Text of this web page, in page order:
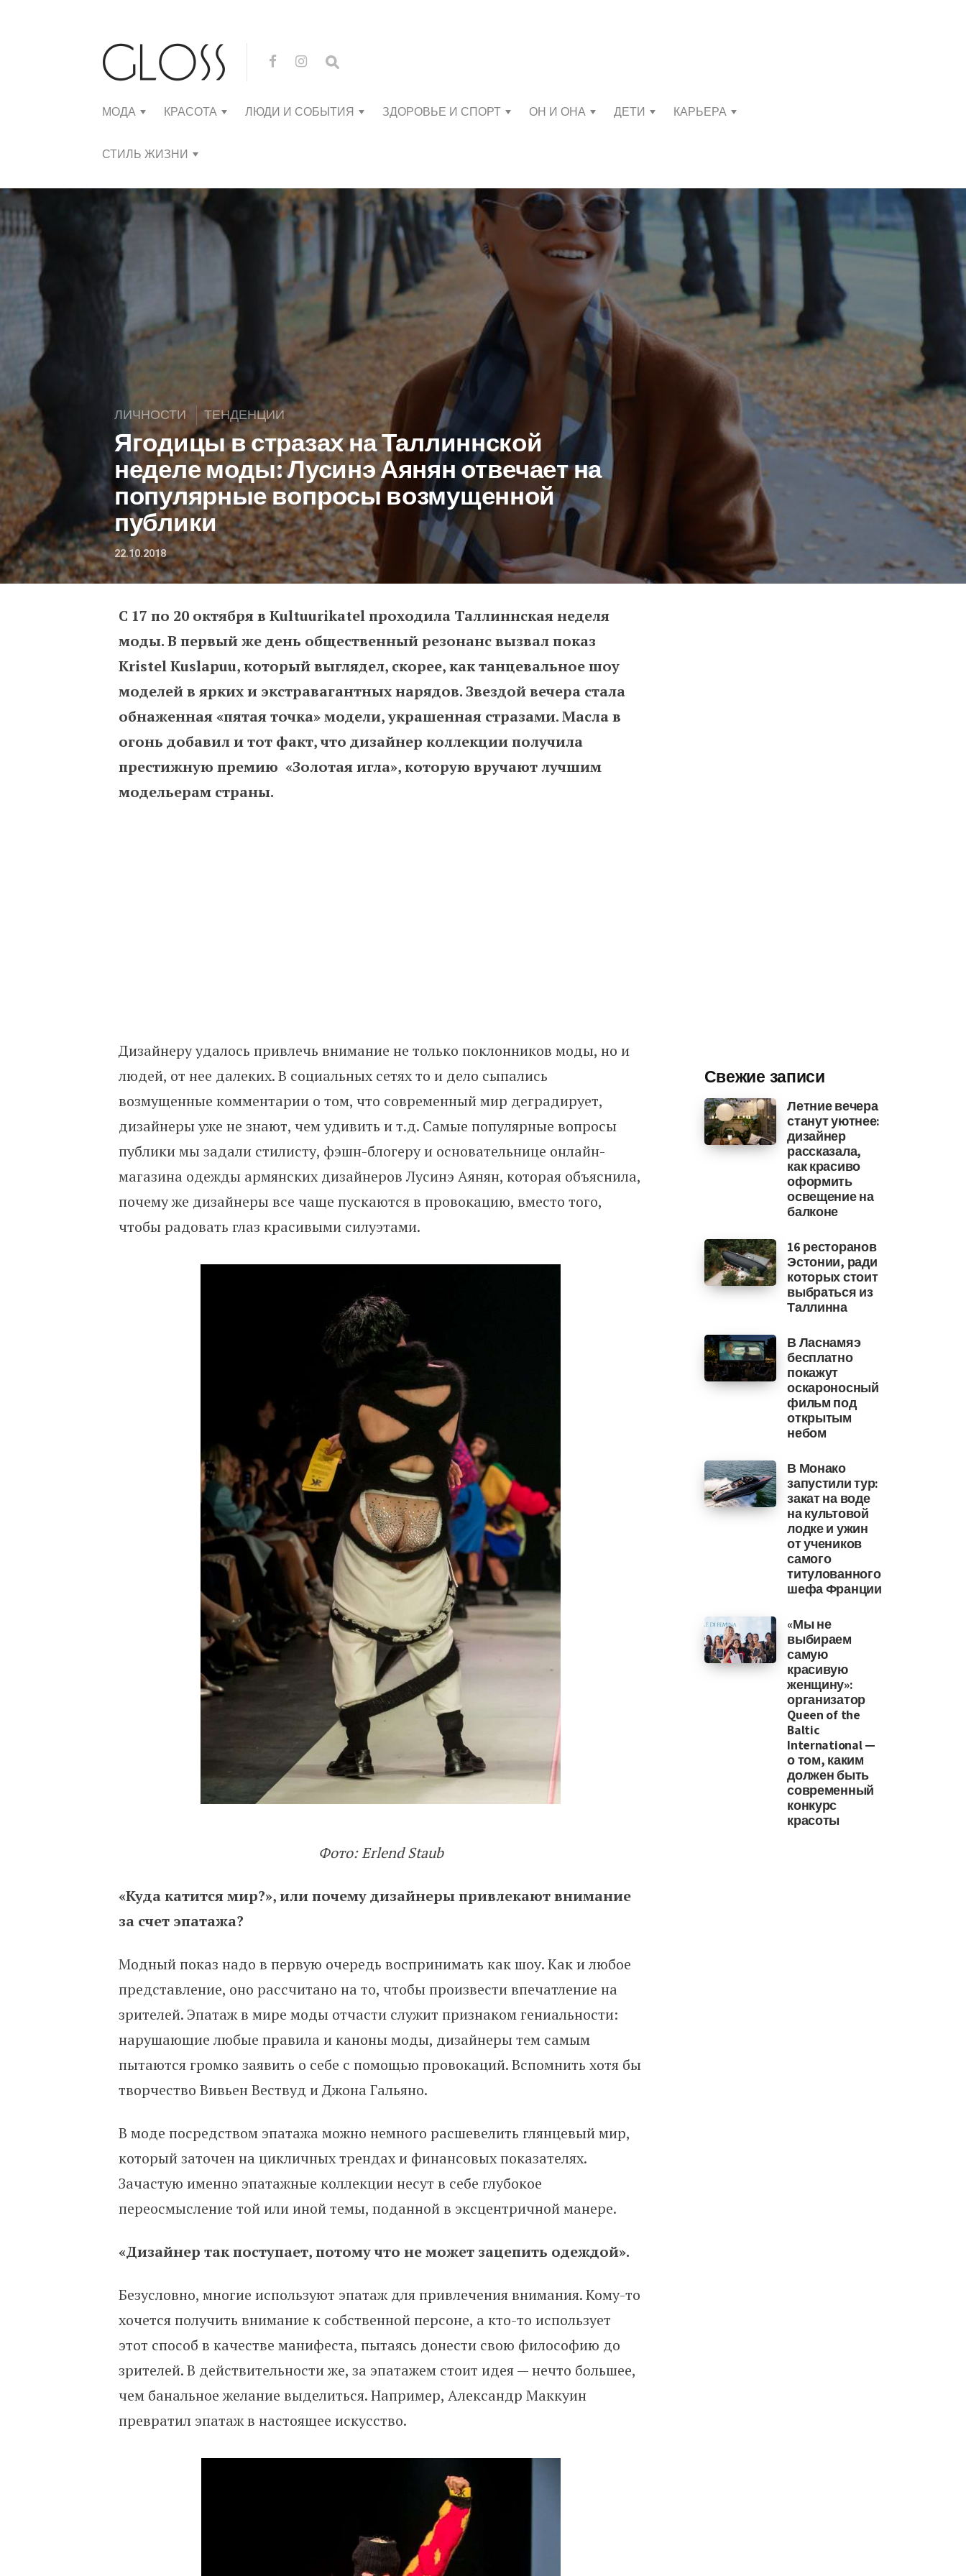
МОДА КРАСОТА ЛЮДИ И СОБЫТИЯ ЗДОРОВЬЕ И СПОРТ ОН И ОНА ДЕТИ КАРЬЕРА
СТИЛЬ ЖИЗНИ
ЛИЧНОСТИ ТЕНДЕНЦИИ
Ягодицы в стразах на Таллиннской
неделе моды: Лусинэ Аянян отвечает на
популярные вопросы возмущенной
публики
22.10.2018
Ягодицы в стразах на Таллиннской неделе моды: Лусинэ Аянян отвечает на
С 17 по 20 октября в Kultuurikatel проходила Таллиннская неделя
моды. В первый же день общественный резонанс вызвал показ
Kristel Kuslapuu, который выглядел, скорее, как танцевальное шоу
моделей в ярких и экстравагантных нарядов. Звездой вечера стала
обнаженная «пятая точка» модели, украшенная стразами. Масла в
огонь добавил и тот факт, что дизайнер коллекции получила
престижную премию «Золотая игла», которую вручают лучшим
модельерам страны.
Дизайнеру удалось привлечь внимание не только поклонников моды, но и
людей, от нее далеких. В социальных сетях то и дело сыпались
возмущенные комментарии о том, что современный мир деградирует,
дизайнеры уже не знают, чем удивить и т.д. Самые популярные вопросы
публики мы задали стилисту, фэшн-блогеру и основательнице онлайн-
магазина одежды армянских дизайнеров Лусинэ Аянян, которая объяснила,
почему же дизайнеры все чаще пускаются в провокацию, вместо того,
чтобы радовать глаз красивыми силуэтами.
Фото: Erlend Staub
«Куда катится мир?», или почему дизайнеры привлекают внимание
за счет эпатажа?
Модный показ надо в первую очередь воспринимать как шоу. Как и любое
представление, оно рассчитано на то, чтобы произвести впечатление на
зрителей. Эпатаж в мире моды отчасти служит признаком гениальности:
нарушающие любые правила и каноны моды, дизайнеры тем самым
пытаются громко заявить о себе с помощью провокаций. Вспомнить хотя бы
творчество Вивьен Вествуд и Джона Гальяно.
В моде посредством эпатажа можно немного расшевелить глянцевый мир,
который заточен на цикличных трендах и финансовых показателях.
Зачастую именно эпатажные коллекции несут в себе глубокое
переосмысление той или иной темы, поданной в эксцентричной манере.
«Дизайнер так поступает, потому что не может зацепить одеждой».
Безусловно, многие используют эпатаж для привлечения внимания. Кому-то
хочется получить внимание к собственной персоне, а кто-то использует
этот способ в качестве манифеста, пытаясь донести свою философию до
зрителей. В действительности же, за эпатажем стоит идея — нечто большее,
чем банальное желание выделиться. Например, Александр Маккуин
превратил эпатаж в настоящее искусство.
Свежие записи
Летние вечера
станут уютнее:
дизайнер
рассказала,
как красиво
оформить
освещение на
балконе
16 ресторанов
Эстонии, ради
которых стоит
выбраться из
Таллинна
В Ласнамяэ
бесплатно
покажут
оскароносный
фильм под
открытым
небом
В Монако
запустили тур:
закат на воде
на культовой
лодке и ужин
от учеников
самого
титулованного
шефа Франции
«Мы не
выбираем
самую
красивую
женщину»:
организатор
Queen of the
Baltic
International —
о том, каким
должен быть
современный
конкурс
красоты